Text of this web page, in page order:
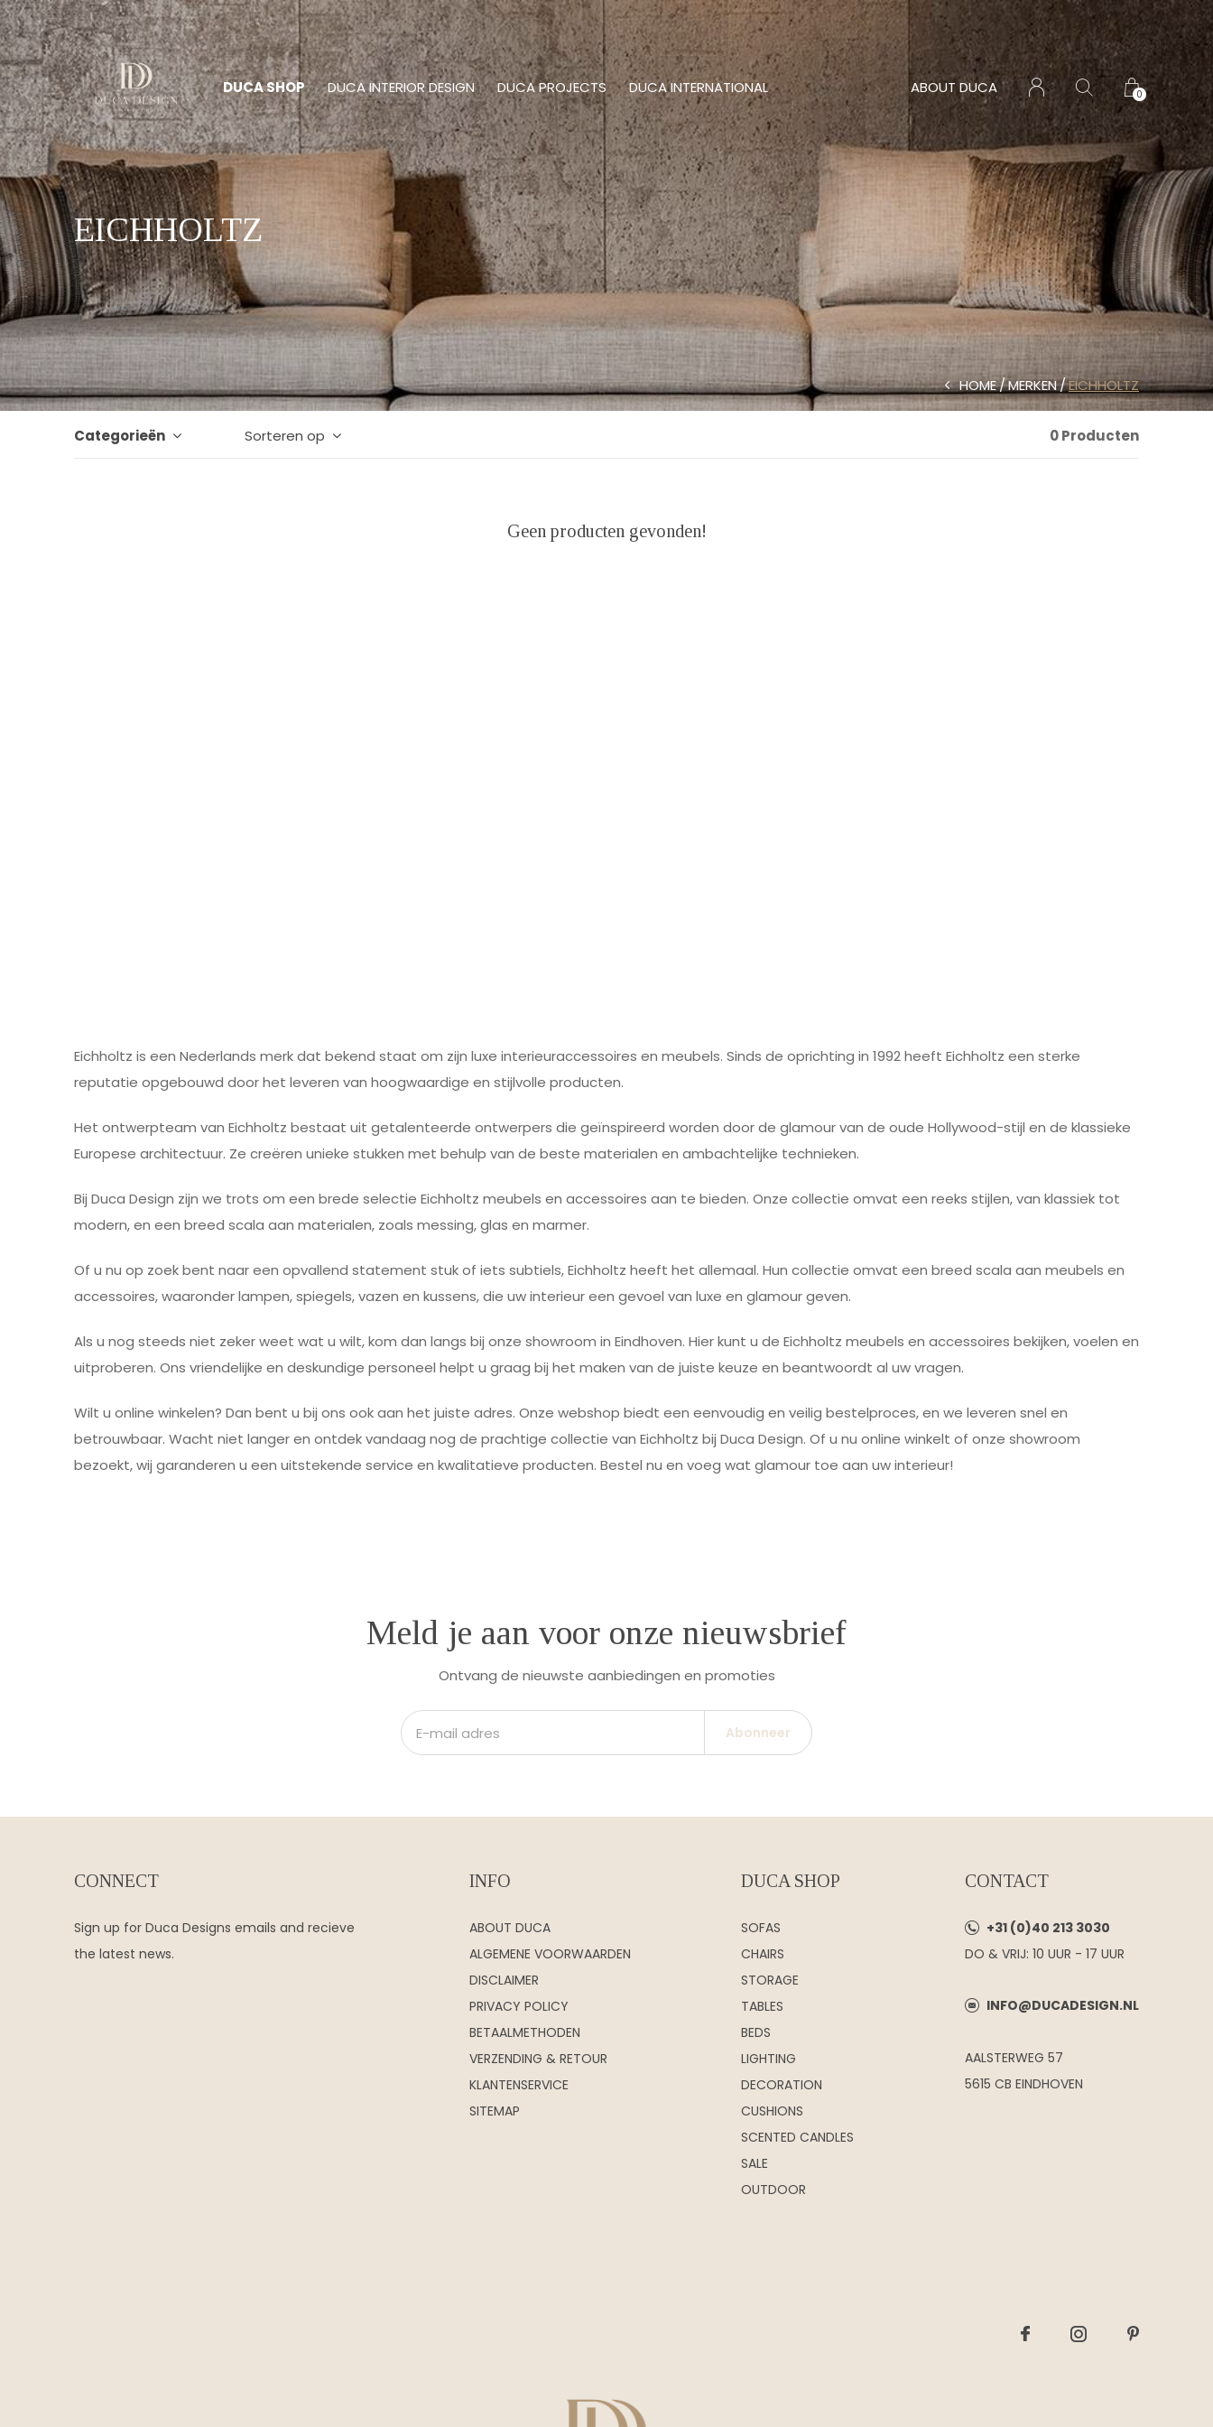
DUCA SHOP DUCA INTERIOR DESIGN DUCA PROJECTS DUCA INTERNATIONAL ABOUT DUCA 0
EICHHOLTZ
HOME MERKEN EICHHOLTZ
Categorieën Sorteren op 0 Producten
Geen producten gevonden!
Eichholtz is een Nederlands merk dat bekend staat om zijn luxe interieuraccessoires en meubels. Sinds de oprichting in 1992 heeft Eichholtz een sterke
reputatie opgebouwd door het leveren van hoogwaardige en stijlvolle producten.
Het ontwerpteam van Eichholtz bestaat uit getalenteerde ontwerpers die geïnspireerd worden door de glamour van de oude Hollywood-stijl en de klassieke
Europese architectuur. Ze creëren unieke stukken met behulp van de beste materialen en ambachtelijke technieken.
Bij Duca Design zijn we trots om een brede selectie Eichholtz meubels en accessoires aan te bieden. Onze collectie omvat een reeks stijlen, van klassiek tot
modern, en een breed scala aan materialen, zoals messing, glas en marmer.
Of u nu op zoek bent naar een opvallend statement stuk of iets subtiels, Eichholtz heeft het allemaal. Hun collectie omvat een breed scala aan meubels en
accessoires, waaronder lampen, spiegels, vazen en kussens, die uw interieur een gevoel van luxe en glamour geven.
Als u nog steeds niet zeker weet wat u wilt, kom dan langs bij onze showroom in Eindhoven. Hier kunt u de Eichholtz meubels en accessoires bekijken, voelen en
uitproberen. Ons vriendelijke en deskundige personeel helpt u graag bij het maken van de juiste keuze en beantwoordt al uw vragen.
Wilt u online winkelen? Dan bent u bij ons ook aan het juiste adres. Onze webshop biedt een eenvoudig en veilig bestelproces, en we leveren snel en
betrouwbaar. Wacht niet langer en ontdek vandaag nog de prachtige collectie van Eichholtz bij Duca Design. Of u nu online winkelt of onze showroom
bezoekt, wij garanderen u een uitstekende service en kwalitatieve producten. Bestel nu en voeg wat glamour toe aan uw interieur!
Meld je aan voor onze nieuwsbrief
Ontvang de nieuwste aanbiedingen en promoties
Abonneer
CONNECT
Sign up for Duca Designs emails and recieve
the latest news.
INFO
ABOUT DUCA
ALGEMENE VOORWAARDEN
DISCLAIMER
PRIVACY POLICY
BETAALMETHODEN
VERZENDING & RETOUR
KLANTENSERVICE
SITEMAP
DUCA SHOP
SOFAS
CHAIRS
STORAGE
TABLES
BEDS
LIGHTING
DECORATION
CUSHIONS
SCENTED CANDLES
SALE
OUTDOOR
CONTACT
+31 (0)40 213 3030
DO & VRIJ: 10 UUR - 17 UUR
INFO@DUCADESIGN.NL
AALSTERWEG 57
5615 CB EINDHOVEN